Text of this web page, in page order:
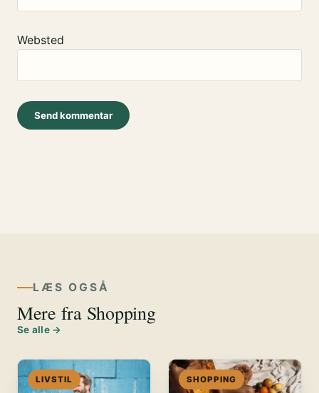
Websted
LÆS OGSÅ
Mere fra Shopping
Se alle →
LIVSTIL SHOPPING